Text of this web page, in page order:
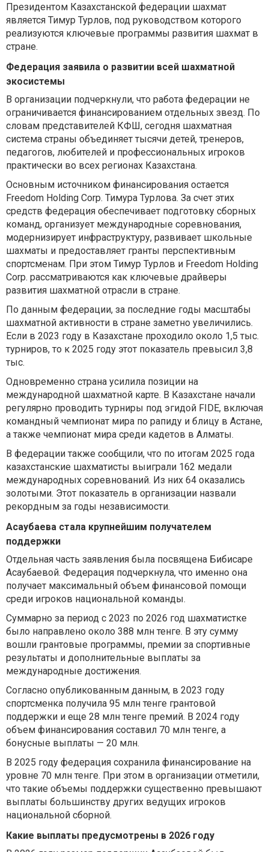
Президентом Казахстанской федерации шахмат
является Тимур Турлов, под руководством которого
реализуются ключевые программы развития шахмат в
стране.
Федерация заявила о развитии всей шахматной
экосистемы
В организации подчеркнули, что работа федерации не
ограничивается финансированием отдельных звезд. По
словам представителей КФШ, сегодня шахматная
система страны объединяет тысячи детей, тренеров,
педагогов, любителей и профессиональных игроков
практически во всех регионах Казахстана.
Основным источником финансирования остается
Freedom Holding Corp. Тимура Турлова. За счет этих
средств федерация обеспечивает подготовку сборных
команд, организует международные соревнования,
модернизирует инфраструктуру, развивает школьные
шахматы и предоставляет гранты перспективным
спортсменам. При этом Тимур Турлов и Freedom Holding
Corp. рассматриваются как ключевые драйверы
развития шахматной отрасли в стране.
По данным федерации, за последние годы масштабы
шахматной активности в стране заметно увеличились.
Если в 2023 году в Казахстане проходило около 1,5 тыс.
турниров, то к 2025 году этот показатель превысил 3,8
тыс.
Одновременно страна усилила позиции на
международной шахматной карте. В Казахстане начали
регулярно проводить турниры под эгидой FIDE, включая
командный чемпионат мира по рапиду и блицу в Астане,
а также чемпионат мира среди кадетов в Алматы.
В федерации также сообщили, что по итогам 2025 года
казахстанские шахматисты выиграли 162 медали
международных соревнований. Из них 64 оказались
золотыми. Этот показатель в организации назвали
рекордным за годы независимости.
Асаубаева стала крупнейшим получателем
поддержки
Отдельная часть заявления была посвящена Бибисаре
Асаубаевой. Федерация подчеркнула, что именно она
получает максимальный объем финансовой помощи
среди игроков национальной команды.
Суммарно за период с 2023 по 2026 год шахматистке
было направлено около 388 млн тенге. В эту сумму
вошли грантовые программы, премии за спортивные
результаты и дополнительные выплаты за
международные достижения.
Согласно опубликованным данным, в 2023 году
спортсменка получила 95 млн тенге грантовой
поддержки и еще 28 млн тенге премий. В 2024 году
объем финансирования составил 70 млн тенге, а
бонусные выплаты — 20 млн.
В 2025 году федерация сохранила финансирование на
уровне 70 млн тенге. При этом в организации отметили,
что такие объемы поддержки существенно превышают
выплаты большинству других ведущих игроков
национальной сборной.
Какие выплаты предусмотрены в 2026 году